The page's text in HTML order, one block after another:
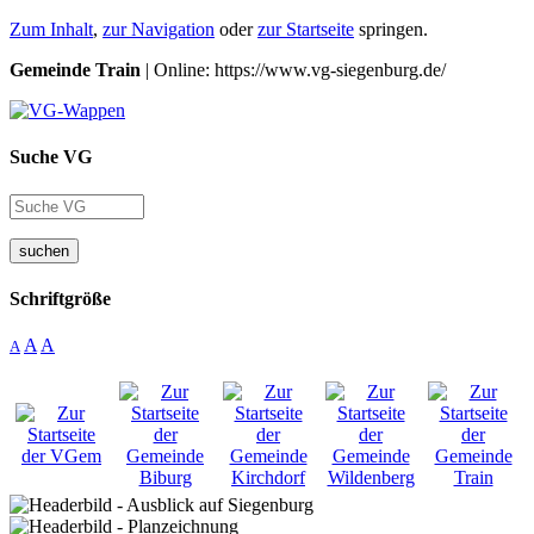
Zum Inhalt, zur Navigation oderzur Startseite springen.
Gemeinde Train | Online: https://www.vg-siegenburg.de/
Suche VG
suchen
Schriftgröße
A A A